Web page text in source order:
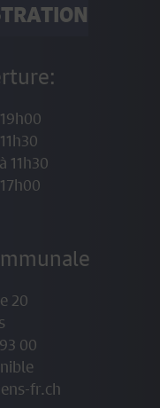
11h30
20
00
fr.ch
au RF au 1
avec le